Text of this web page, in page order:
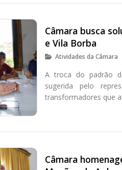
Câmara busca
e Vila Borba
Atividades da Câmara
A troca do padrão
sugerida pelo
transformadores que
Câmara